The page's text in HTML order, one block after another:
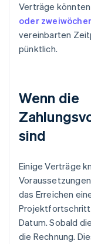
Verträge
oder
vereinbarten
pünktlich.
Wenn die
sind
Einige Verträge
das Erreichen
Datum. Sobald
die Rechnung.